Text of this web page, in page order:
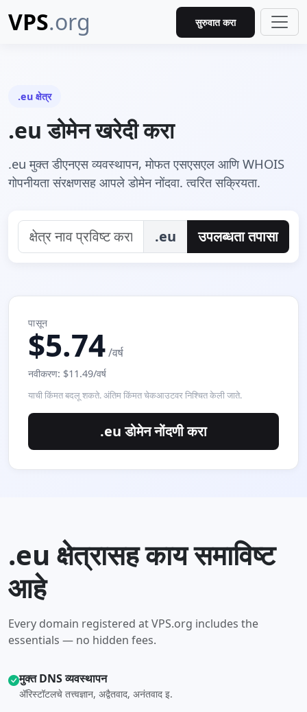
VPS.org सुरुवात करा
.eu क्षेत्र
.eu डोमेन खरेदी करा
.eu मुक्त डीएनएस व्यवस्थापन, मोफत एसएसएल आणि WHOIS
गोपनीयता संरक्षणसह आपले डोमेन नोंदवा. त्वरित सक्रियता.
.eu उपलब्धता तपासा
पासून
$5.74/वर्ष
नवीकरण: $11.49/वर्ष
याची किंमत बदलू शकते. अंतिम किंमत चेकआउटवर निश्चित केली जाते.
.eu डोमेन नोंदणी करा
.eu क्षेत्रासह काय समाविष्ट
आहे
Every domain registered at VPS.org includes the
essentials — no hidden fees.
मुक्त DNS व्यवस्थापन
ॲरिस्टॉटलचे तत्त्वज्ञान, अद्वैतवाद, अनंतवाद इ.